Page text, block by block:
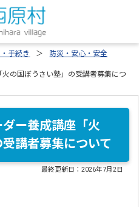
手続き
防災・安心・安全
の国ぼうさい塾」の受講者募集につ
ー養成講座「火
講者募集について
最終更新日：2026年7月2日